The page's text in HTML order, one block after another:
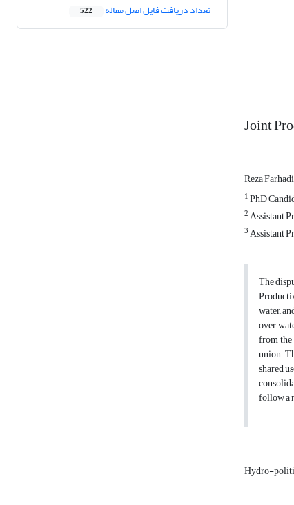
Joint
Reza Farhadi
1PhD
2Assistant
3Assistant
The
water,
over
from
union.
shared
follow a
Hydro-
تعداد دریافت فایل اصل مقاله 522